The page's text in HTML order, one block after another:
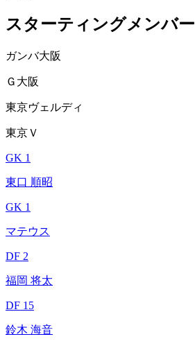
スターティングメンバー
ガンバ大阪
Ｇ大阪
東京ヴェルディ
東京Ｖ
GK 1
東口 順昭
GK 1
マテウス
DF 2
福岡 将太
DF 15
鈴木 海音